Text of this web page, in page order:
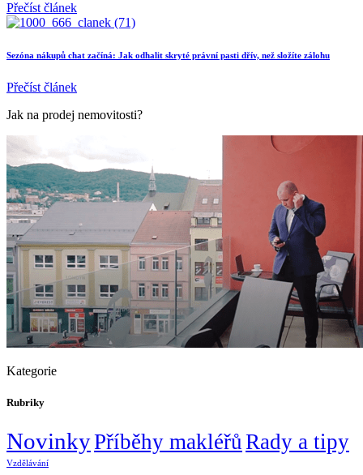
Přečíst článek
Sezóna nákupů chat začíná: Jak odhalit skryté právní pasti dřív, než složíte zálohu
Přečíst článek
Jak na prodej nemovitosti?
Kategorie
Rubriky
NovinkyPříběhy makléřů Rady a tipy
Vzdělávání